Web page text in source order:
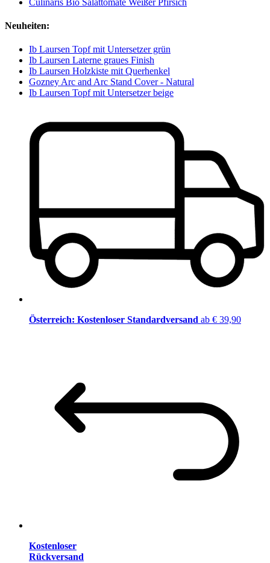
Neuheiten:
Ib Laursen Topf mit Untersetzer grün
Ib Laursen Laterne graues Finish
Ib Laursen Holzkiste mit Querhenkel
Gozney Arc and Arc Stand Cover - Natural
Ib Laursen Topf mit Untersetzer beige
Österreich: Kostenloser Standardversand ab € 39,90
Kostenloser
Rückversand